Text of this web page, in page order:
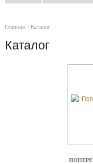
Главная › Каталог
Каталог